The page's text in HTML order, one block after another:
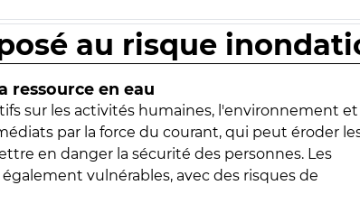
au risque
ressource en eau
sur les activités humaines, l'environnement et
par la force du courant, qui peut éroder
en danger la sécurité des personnes. Les
vulnérables, avec des risques de